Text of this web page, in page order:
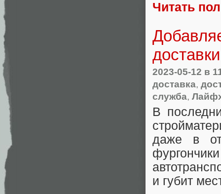
Читать
доставки
2023-05-12 в
доставка,
служба,
В
даже в
и губит